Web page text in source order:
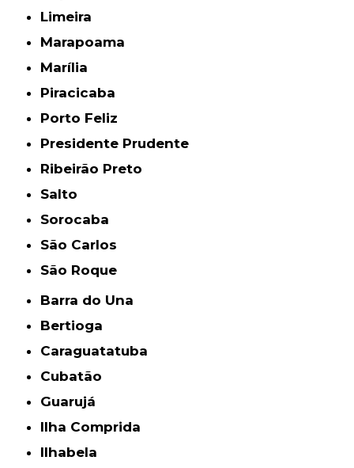
Limeira
Marapoama
Marília
Piracicaba
Porto Feliz
Presidente Prudente
Ribeirão Preto
Salto
Sorocaba
São Carlos
São Roque
Barra do Una
Bertioga
Caraguatatuba
Cubatão
Guarujá
Ilha Comprida
Ilhabela